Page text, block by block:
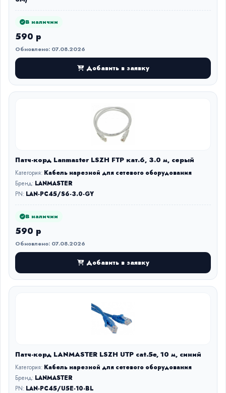
В наличии
590 р
Обновлено: 07.08.2026
Добавить в заявку
Патч-корд Lanmaster LSZH FTP кат.6, 3.0 м, серый
Категория: Кабель нарезной для сетевого оборудования
Бренд: LANMASTER
PN: LAN-PC45/S6-3.0-GY
В наличии
590 р
Обновлено: 07.08.2026
Добавить в заявку
Патч-корд LANMASTER LSZH UTP cat.5e, 10 м, синий
Категория: Кабель нарезной для сетевого оборудования
Бренд: LANMASTER
PN: LAN-PC45/U5E-10-BL